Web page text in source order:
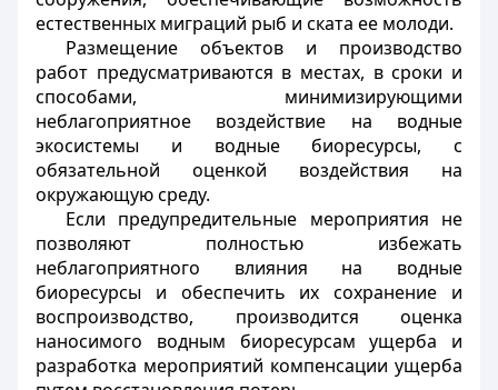
естественных миграций рыб и ската ее молоди.
Размещение объектов и производство
работ предусматриваются в местах, в сроки и
способами, минимизирующими
неблагоприятное воздействие на водные
экосистемы и водные биоресурсы, с
обязательной оценкой воздействия на
окружающую среду.
Если предупредительные мероприятия не
позволяют полностью избежать
неблагоприятного влияния на водные
биоресурсы и обеспечить их сохранение и
воспроизводство, производится оценка
наносимого водным биоресурсам ущерба и
разработка мероприятий компенсации ущерба